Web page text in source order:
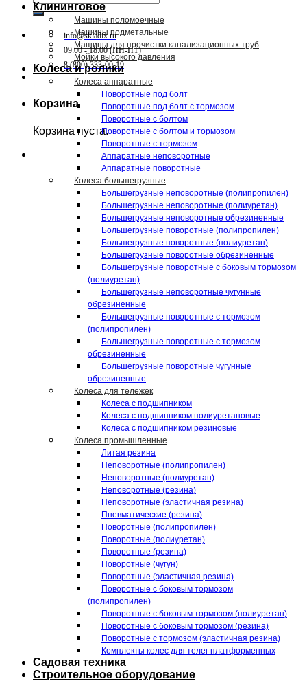
info@skladix.ru
09:00 - 18:00 (ПН-ПТ)
8 (800) 333-00-19
Корзина
Корзина пуста.
Клининговое
Машины поломоечные
Машины подметальные
Машины для прочистки канализационных труб
Мойки высокого давления
Колеса и ролики
Колеса аппаратные
Поворотные под болт
Поворотные под болт с тормозом
Поворотные с болтом
Поворотные с болтом и тормозом
Поворотные с тормозом
Аппаратные неповоротные
Аппаратные поворотные
Колеса большегрузные
Большегрузные неповоротные (полипропилен)
Большегрузные неповоротные (полиуретан)
Большегрузные неповоротные обрезиненные
Большегрузные поворотные (полипропилен)
Большегрузные поворотные (полиуретан)
Большегрузные поворотные обрезиненные
Большегрузные поворотные с боковым тормозом
(полиуретан)
Большегрузные неповоротные чугунные
обрезиненные
Большегрузные поворотные с тормозом
(полипропилен)
Большегрузные поворотные с тормозом
обрезиненные
Большегрузные поворотные чугунные
обрезиненные
Колеса для тележек
Колеса с подшипником
Колеса с подшипником полиуретановые
Колеса с подшипником резиновые
Колеса промышленные
Литая резина
Неповоротные (полипропилен)
Неповоротные (полиуретан)
Неповоротные (резина)
Неповоротные (эластичная резина)
Пневматические (резина)
Поворотные (полипропилен)
Поворотные (полиуретан)
Поворотные (резина)
Поворотные (чугун)
Поворотные (эластичная резина)
Поворотные c боковым тормозом
(полипропилен)
Поворотные c боковым тормозом (полиуретан)
Поворотные c боковым тормозом (резина)
Поворотные c тормозом (эластичная резина)
Комплекты колес для телег платформенных
Садовая техника
Строительное оборудование